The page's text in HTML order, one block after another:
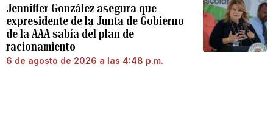
Jenniffer González asegura que
expresidente de la Junta de Gobierno
de la AAA sabía del plan de
racionamiento
6 de agosto de 2026 a las 4:48 p.m.